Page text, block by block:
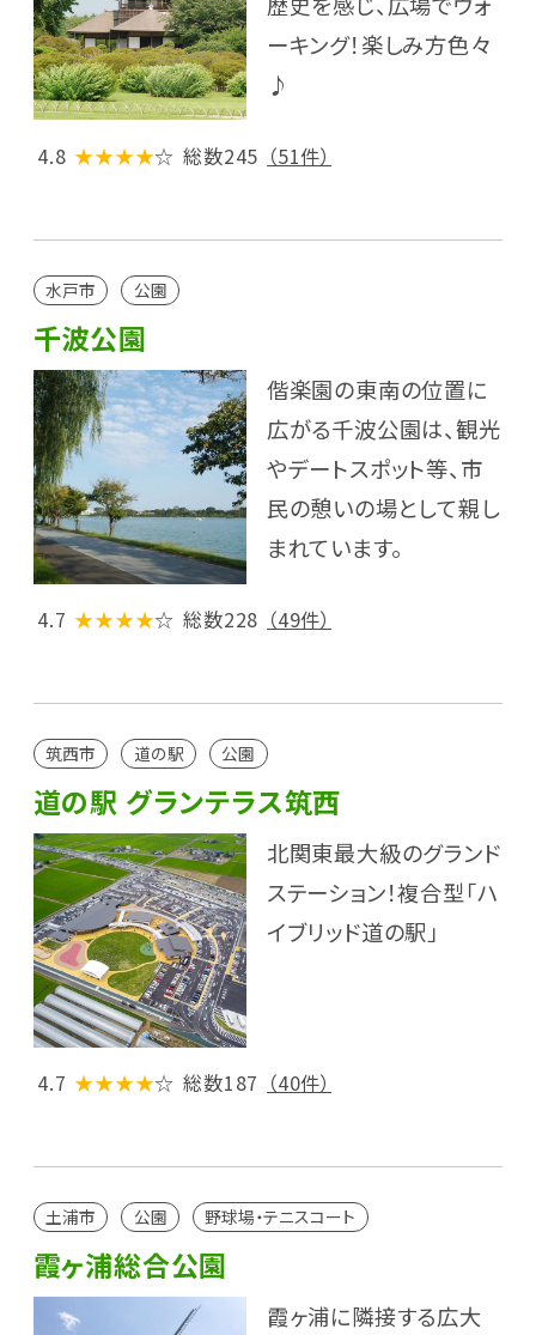
ーキング！楽しみ方色々
♪
4.8 ★★★★☆ 総数245 （51件）
水戸市 公園
千波公園
偕楽園の東南の位置に
広がる千波公園は、観光
やデートスポット等、市
民の憩いの場として親し
まれています。
4.7 ★★★★☆ 総数228 （49件）
筑西市 道の駅 公園
道の駅 グランテラス筑西
北関東最大級のグランド
ステーション！複合型「ハ
イブリッド道の駅」
4.7 ★★★★☆ 総数187 （40件）
土浦市 公園 野球場・テニスコート
霞ヶ浦総合公園
霞ヶ浦に隣接する広大